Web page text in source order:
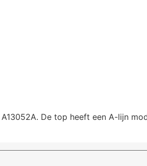
De top heeft een A-lijn